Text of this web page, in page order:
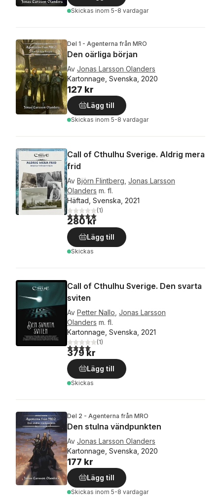
Skickas inom 5-8 vardagar
Del 1 - Agenterna från MRO
Den oärliga början
Av Jonas Larsson Olanders
Kartonnage, Svenska, 2020
127 kr
Lägg till
Skickas inom 5-8 vardagar
Call of Cthulhu Sverige. Aldrig mera
frid
Av Björn Flintberg Jonas Larsson
Olanders m. fl.
Häftad, Svenska, 2021
5,0utav 5 stjärnor. Totalt antal röster:
(1)
280 kr
Lägg till
Skickas
Call of Cthulhu Sverige. Den svarta
sviten
Av Petter Nallo Jonas Larsson
Olanders m. fl.
Kartonnage, Svenska, 2021
4,0utav 5 stjärnor. Totalt antal röster:
(1)
379 kr
Lägg till
Skickas
Del 2 - Agenterna från MRO
Den stulna vändpunkten
Av Jonas Larsson Olanders
Kartonnage, Svenska, 2020
177 kr
Lägg till
Skickas inom 5-8 vardagar